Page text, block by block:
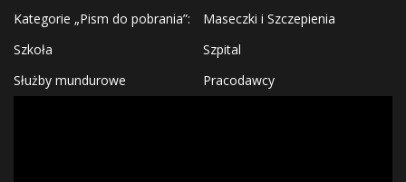
Kategorie „Pism do pobrania”:
Maseczki i Szczepienia
Szkoła
Szpital
Służby mundurowe
Pracodawcy